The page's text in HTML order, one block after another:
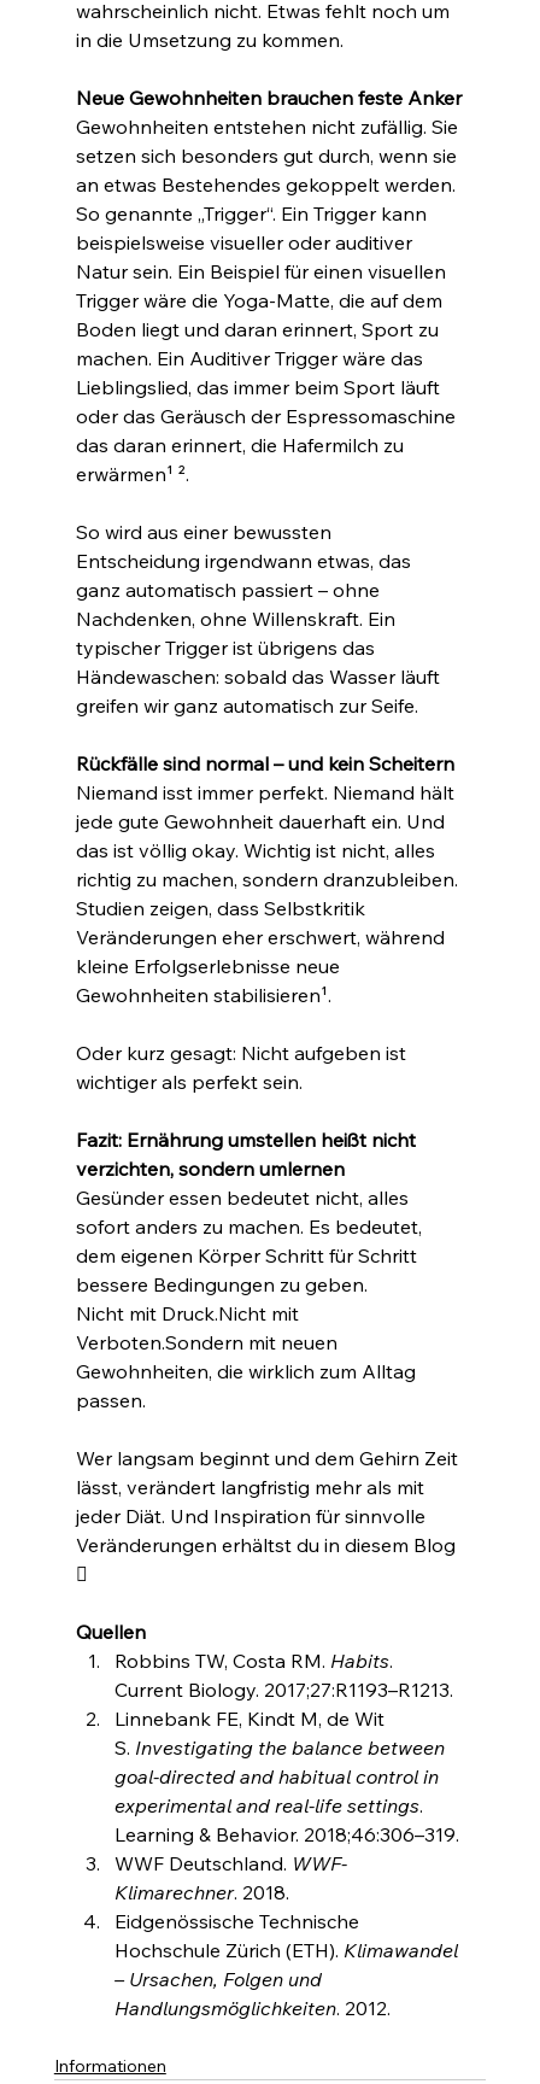
wahrscheinlich nicht. Etwas fehlt noch um
in die Umsetzung zu kommen.
Neue Gewohnheiten brauchen feste Anker
Gewohnheiten entstehen nicht zufällig. Sie
setzen sich besonders gut durch, wenn sie
an etwas Bestehendes gekoppelt werden.
So genannte „Trigger“. Ein Trigger kann
beispielsweise visueller oder auditiver
Natur sein. Ein Beispiel für einen visuellen
Trigger wäre die Yoga-Matte, die auf dem
Boden liegt und daran erinnert, Sport zu
machen. Ein Auditiver Trigger wäre das
Lieblingslied, das immer beim Sport läuft
oder das Geräusch der Espressomaschine
das daran erinnert, die Hafermilch zu
erwärmen¹ ².
So wird aus einer bewussten
Entscheidung irgendwann etwas, das
ganz automatisch passiert – ohne
Nachdenken, ohne Willenskraft. Ein
typischer Trigger ist übrigens das
Händewaschen: sobald das Wasser läuft
greifen wir ganz automatisch zur Seife.
Rückfälle sind normal – und kein Scheitern
Niemand isst immer perfekt. Niemand hält
jede gute Gewohnheit dauerhaft ein. Und
das ist völlig okay. Wichtig ist nicht, alles
richtig zu machen, sondern dranzubleiben.
Studien zeigen, dass Selbstkritik
Veränderungen eher erschwert, während
kleine Erfolgserlebnisse neue
Gewohnheiten stabilisieren¹.
Oder kurz gesagt: Nicht aufgeben ist
wichtiger als perfekt sein.
Fazit: Ernährung umstellen heißt nicht
verzichten, sondern umlernen
Gesünder essen bedeutet nicht, alles
sofort anders zu machen. Es bedeutet,
dem eigenen Körper Schritt für Schritt
bessere Bedingungen zu geben.
Nicht mit Druck.Nicht mit
Verboten.Sondern mit neuen
Gewohnheiten, die wirklich zum Alltag
passen.
Wer langsam beginnt und dem Gehirn Zeit
lässt, verändert langfristig mehr als mit
jeder Diät. Und Inspiration für sinnvolle
Veränderungen erhältst du in diesem Blog

Quellen
Robbins TW, Costa RM. Habits.
Current Biology. 2017;27:R1193–R1213.
Linnebank FE, Kindt M, de Wit
S. Investigating the balance between
goal-directed and habitual control in
experimental and real-life settings.
Learning & Behavior. 2018;46:306–319.
WWF Deutschland. WWF-
Klimarechner. 2018.
Eidgenössische Technische
Hochschule Zürich (ETH). Klimawandel
– Ursachen, Folgen und
Handlungsmöglichkeiten. 2012.
Informationen